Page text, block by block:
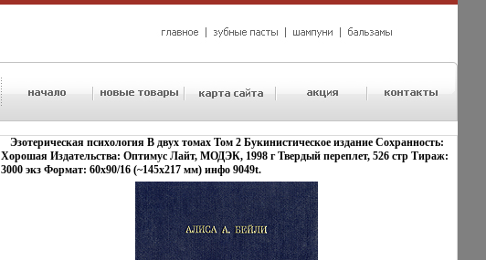
Эзотерическая психология В двух томах Том 2 Букинистическое издание Сохранность:
Хорошая Издательства: Оптимус Лайт, МОДЭК, 1998 г Твердый переплет, 526 стр Тираж:
3000 экз Формат: 60x90/16 (~145х217 мм) инфо 9049t.